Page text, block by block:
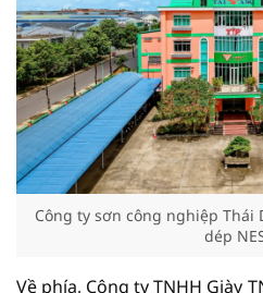
Công ty sơn công nghiệp
dép
Về phía, Công ty TNHH Giày